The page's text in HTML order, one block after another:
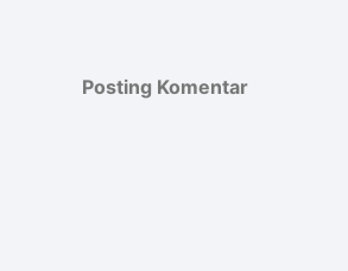
Posting Komentar